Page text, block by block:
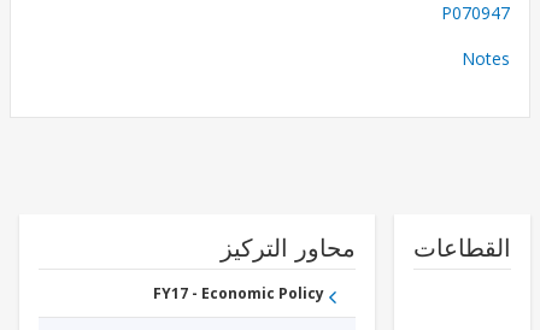
محاور التركيز
FY17 - Economic Policy